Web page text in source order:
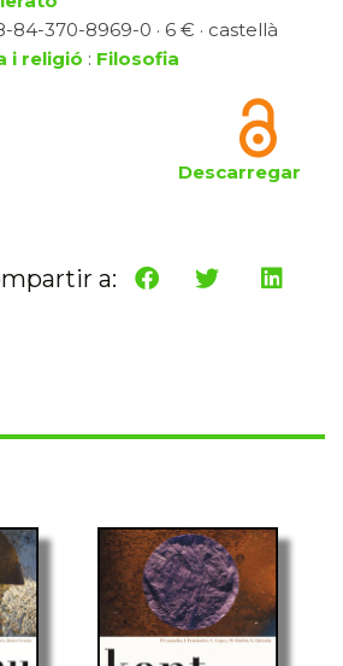
84-370-8969-0 · 6 € · castellà
i religió : Filosofia
Descarregar
a: